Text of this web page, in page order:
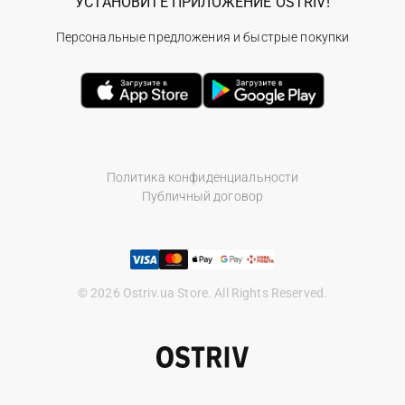
Политика конфиденциальности
Публичный договор
© 2026 Ostriv.ua Store. All Rights Reserved.
Персональные предложения и быстрые покупки